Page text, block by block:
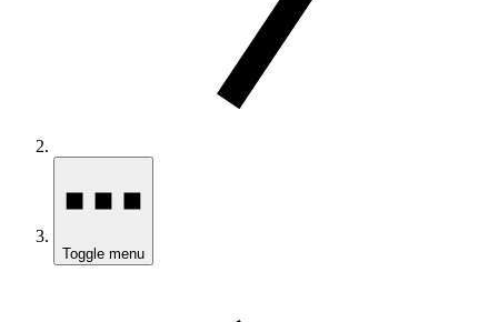
Toggle menu